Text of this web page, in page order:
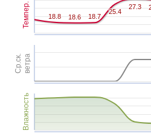
Темпер.
Ср.ск.ветра
Влажность
18.8
18.8 18.6
18.6 18.7
18.7
25.4
25.4
27.3
27.3